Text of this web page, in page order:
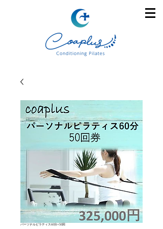
パーソナルピラティス60分×50回